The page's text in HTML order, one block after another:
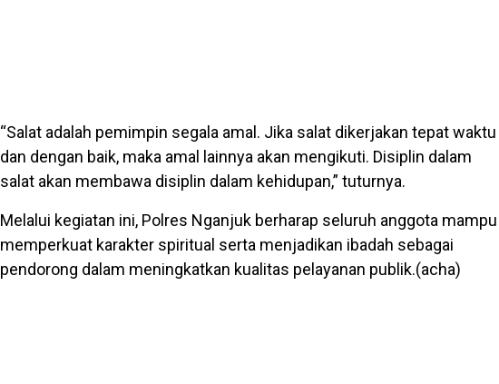
“Salat adalah pemimpin segala amal. Jika salat dikerjakan tepat waktu
dan dengan baik, maka amal lainnya akan mengikuti. Disiplin dalam
salat akan membawa disiplin dalam kehidupan,” tuturnya.
Melalui kegiatan ini, Polres Nganjuk berharap seluruh anggota mampu
memperkuat karakter spiritual serta menjadikan ibadah sebagai
pendorong dalam meningkatkan kualitas pelayanan publik.(acha)